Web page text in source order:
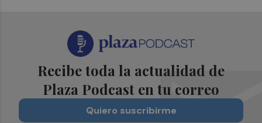
Recibe toda la actualidad de
Plaza Podcast en tu correo
Quiero suscribirme